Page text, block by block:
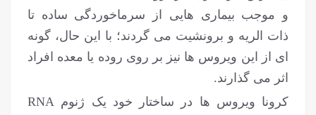
و موجب بیماری هایی از سرماخوردگی ساده تا
ذات الریه و برونشیت می گردند؛ با این حال، گونه
ای از این ویروس ها نیز بر روی روده یا معده افراد
اثر می گذارند.
کرونا ویروس ها در ساختار خود یک ژنوم RNA